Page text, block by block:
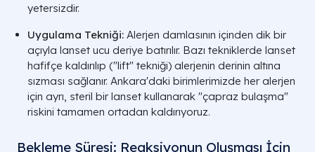
yetersizdir.
Uygulama Tekniği: Alerjen damlasının içinden dik bir
açıyla lanset ucu deriye batırılır. Bazı tekniklerde lanset
hafifçe kaldırılıp ("lift" tekniği) alerjenin derinin altına
sızması sağlanır. Ankara'daki birimlerimizde her alerjen
için ayrı, steril bir lanset kullanarak "çapraz bulaşma"
riskini tamamen ortadan kaldırıyoruz.
Bekleme Süresi: Reaksiyonun Oluşması İçin